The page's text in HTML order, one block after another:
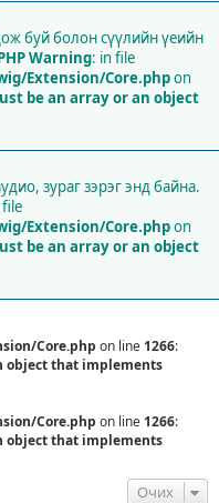
буй болон сүүлийн үеийн
Warning: in file
Extension/Core.phpon
be an array or an object
зураг зэрэг энд байна.
file
Extension/Core.phpon
be an array or an object
Core.php on line 1266:
object that implements
Core.php on line 1266:
object that implements
Очих